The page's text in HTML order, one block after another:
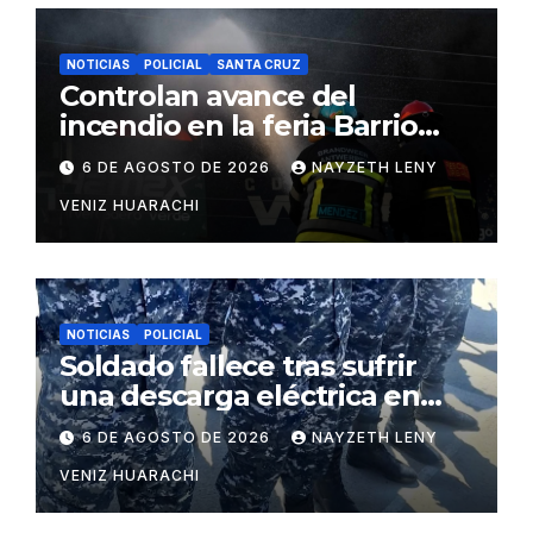
NOTICIAS POLICIAL SANTA CRUZ
Controlan avance del
incendio en la feria Barrio
Lindo
6 DE AGOSTO DE 2026 NAYZETH LENY
VENIZ HUARACHI
NOTICIAS POLICIAL
Soldado fallece tras sufrir
una descarga eléctrica en
Puerto Pailas
6 DE AGOSTO DE 2026 NAYZETH LENY
VENIZ HUARACHI